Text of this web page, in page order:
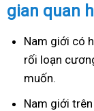
gian quan
Nam giới có
rối loạn
muốn.
Nam giới